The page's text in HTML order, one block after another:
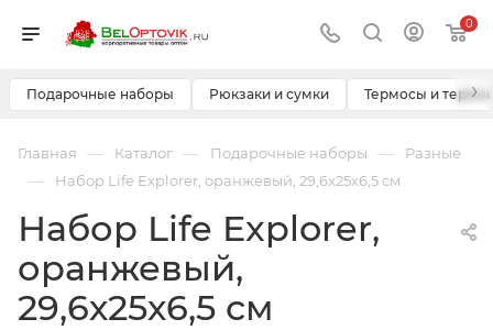
0
Подарочные наборы Рюкзаки и сумки Термосы и ›
Главная — Каталог — Подарочные наборы — Разные
— Набор Life Explorer, оранжевый, 29,6х25х6,5 см
Набор Life Explorer,
оранжевый,
29,6х25х6,5 см